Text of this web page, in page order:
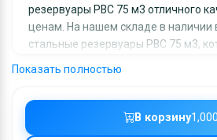
В корзину
резервуары РВС 75 м3 отличного
ценам. На нашем складе в наличии
стальные резервуары РВС 75 м3,
Сроки изготовления и поставки
Мы проконсультируем вас по
Показать полностью